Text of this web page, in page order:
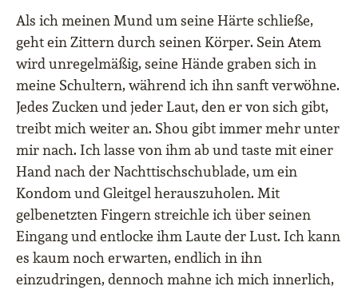
Als ich meinen Mund um seine Härte schließe,
geht ein Zittern durch seinen Körper. Sein Atem
wird unregelmäßig, seine Hände graben sich in
meine Schultern, während ich ihn sanft verwöhne.
Jedes Zucken und jeder Laut, den er von sich gibt,
treibt mich weiter an. Shou gibt immer mehr unter
mir nach. Ich lasse von ihm ab und taste mit einer
Hand nach der Nachttischschublade, um ein
Kondom und Gleitgel herauszuholen. Mit
gelbenetzten Fingern streichle ich über seinen
Eingang und entlocke ihm Laute der Lust. Ich kann
es kaum noch erwarten, endlich in ihn
einzudringen, dennoch mahne ich mich innerlich,